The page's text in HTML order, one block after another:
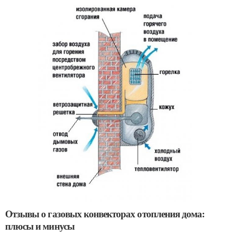
Отзывы о газовых конвекторах отопления дома:
плюсы и минусы